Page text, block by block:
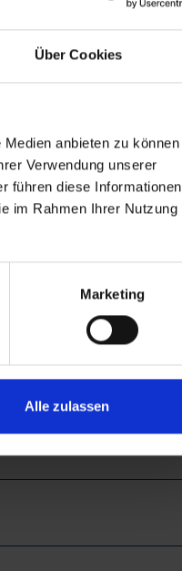
Über Cookies
anbieten zu können
Verwendung unserer
führen diese Informationen
im Rahmen Ihrer Nutzung
Marketing
Alle zulassen